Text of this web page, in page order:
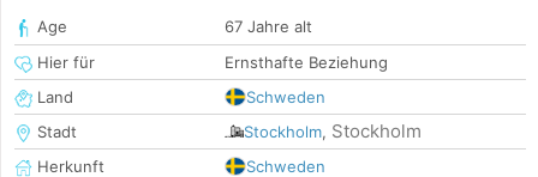
Age
67 Jahre alt
Hier für
Ernsthafte Beziehung
Land
Schweden
Stadt
Stockholm, Stockholm
Herkunft
Schweden